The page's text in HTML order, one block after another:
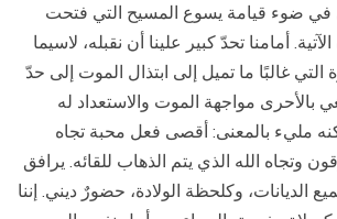
في ضوء قيامة يسوع المسيح التي فتحت
أمامنا تحدّ كبير علينا أن نقبله، لاسيما
التي غالبًا ما تميل إلى ابتذال الموت إلى حدّ
بالأحرى مواجهة الموت والاستعداد له
مليء بالمعنى: أقصى فعل محبة تجاه
وتجاه الله الذي يتم الذهاب للقائه. يرافق
الديانات، وكلحظة الولادة، حضورٌ ديني. إننا